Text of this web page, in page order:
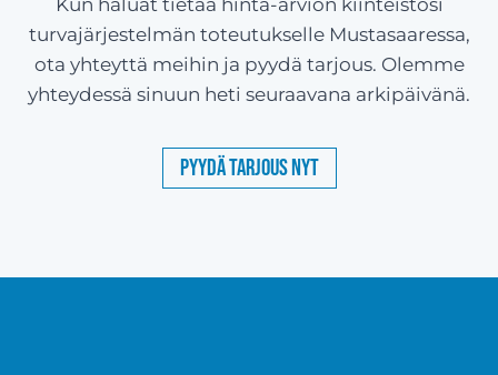
turvajärjestelmän toteutukselle Mustasaaressa,
ota yhteyttä meihin ja pyydä tarjous. Olemme
yhteydessä sinuun heti seuraavana arkipäivänä.
Pyydä tarjous nyt